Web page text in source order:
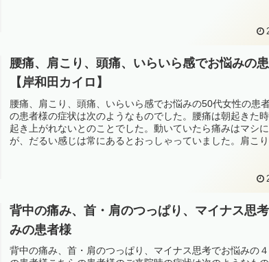
腰痛、肩こり、頭痛、いらいら感でお悩みの
【岸和田カイロ】
腰痛、肩こり、頭痛、いらいら感でお悩みの50代女性の患
の患者様の症状は次のようなものでした。腰痛は朝起きた
起き上がれないとのことでした。動いていたら痛みはマシ
が、だるい感じは常にあるとおっしゃっていました。肩こり
背中の痛み、首・肩のつっぱり、マイナス思
みの患者様
背中の痛み、首・肩のつっぱり、マイナス思考でお悩みの